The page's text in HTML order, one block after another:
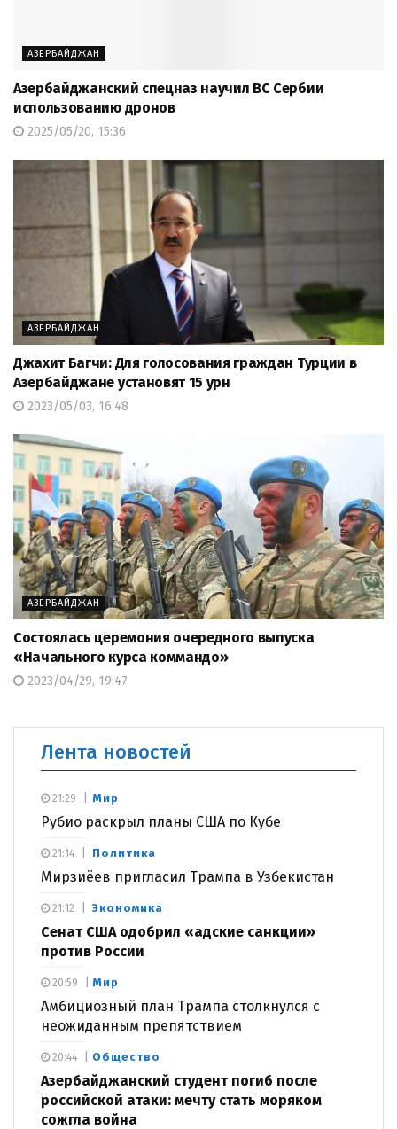
АЗЕРБАЙДЖАН
Азербайджанский спецназ научил ВС Сербии
использованию дронов
2025/05/20, 15:36
АЗЕРБАЙДЖАН
Джахит Багчи: Для голосования граждан Турции в
Азербайджане установят 15 урн
2023/05/03, 16:48
АЗЕРБАЙДЖАН
Состоялась церемония очередного выпуска
«Начального курса коммандо»
2023/04/29, 19:47
Лента новостей
Мир
Рубио раскрыл планы США по Кубе
21:29
Политика
Мирзиёев пригласил Трампа в Узбекистан
21:14
Экономика
Сенат США одобрил «адские санкции»
против России
21:12
Мир
Амбициозный план Трампа столкнулся с
неожиданным препятствием
20:59
Общество
Азербайджанский студент погиб после
российской атаки: мечту стать моряком
сожгла война
20:44